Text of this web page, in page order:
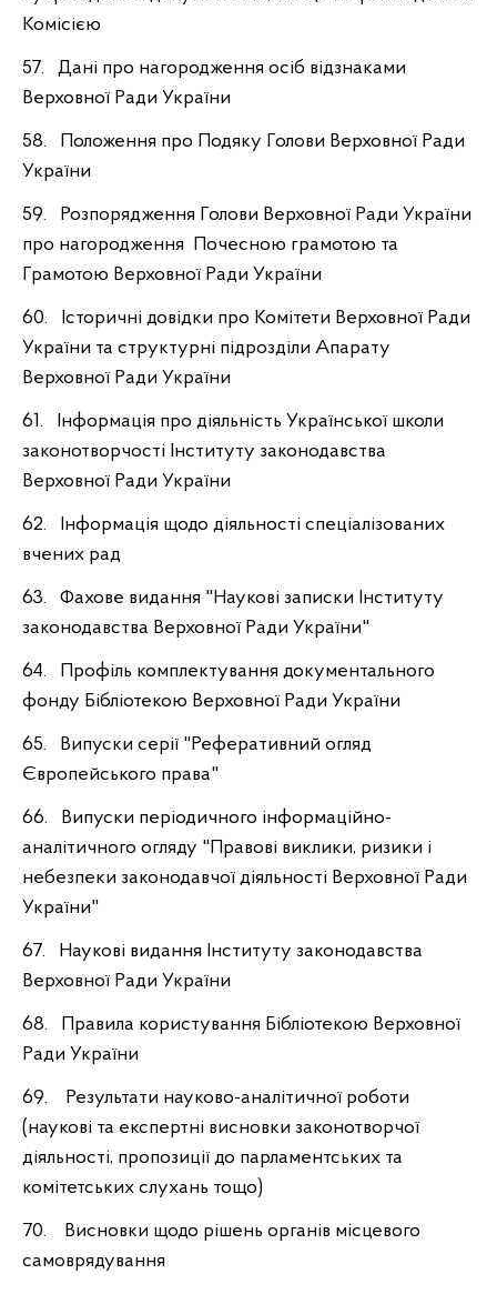
Комісією
57. Дані про нагородження осіб відзнаками
Верховної Ради України
58. Положення про Подяку Голови Верховної Ради
України
59. Розпорядження Голови Верховної Ради України
про нагородження Почесною грамотою та
Грамотою Верховної Ради України
60. Історичні довідки про Комітети Верховної Ради
України та структурні підрозділи Апарату
Верховної Ради України
61. Інформація про діяльність Української школи
законотворчості Інституту законодавства
Верховної Ради України
62. Інформація щодо діяльності спеціалізованих
вчених рад
63. Фахове видання "Наукові записки Інституту
законодавства Верховної Ради України"
64. Профіль комплектування документального
фонду Бібліотекою Верховної Ради України
65. Випуски серії "Реферативний огляд
Європейського права"
66. Випуски періодичного інформаційно-
аналітичного огляду "Правові виклики, ризики і
небезпеки законодавчої діяльності Верховної Ради
України"
67. Наукові видання Інституту законодавства
Верховної Ради України
68. Правила користування Бібліотекою Верховної
Ради України
69. Результати науково-аналітичної роботи
(наукові та експертні висновки законотворчої
діяльності, пропозиції до парламентських та
комітетських слухань тощо)
70. Висновки щодо рішень органів місцевого
самоврядування